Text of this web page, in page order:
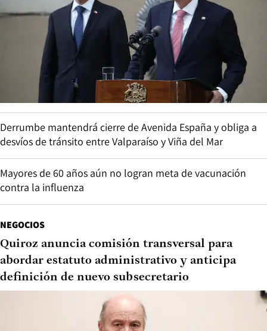
Derrumbe mantendrá cierre de Avenida España y obliga a
desvíos de tránsito entre Valparaíso y Viña del Mar
Mayores de 60 años aún no logran meta de vacunación
contra la influenza
NEGOCIOS
Quiroz anuncia comisión transversal para
abordar estatuto administrativo y anticipa
definición de nuevo subsecretario